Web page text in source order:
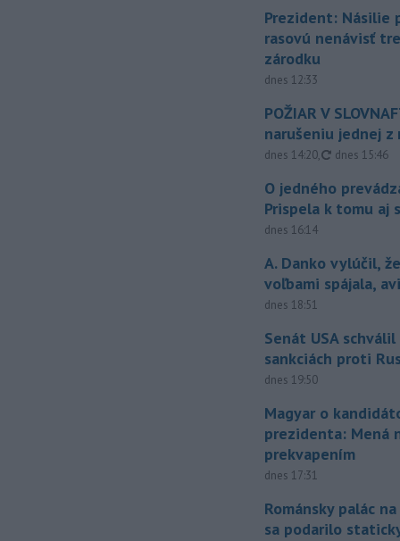
Prezident: Násilie
rasovú nenávisť
zárodku
dnes 12:33
POŽIAR V
narušeniu jednej z
dnes 14:20, aktualizované
dnes 15:46
O jedného
Prispela k tomu aj
dnes 16:14
A. Danko vylúčil,
voľbami spájala,
dnes 18:51
Senát USA
sankciách proti
dnes 19:50
Magyar o
prezidenta: Mená
prekvapením
dnes 17:31
Románsky palác
sa podarilo